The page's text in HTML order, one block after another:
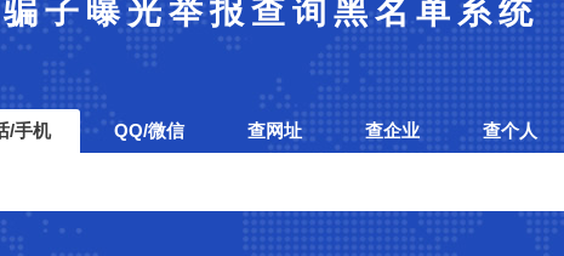
骗子曝光举报查询黑名单系统
/手机 QQ/微信 查网址 查企业 查个人